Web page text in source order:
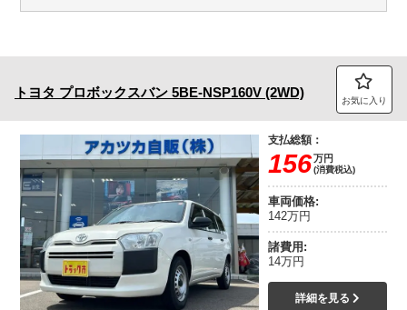
トヨタ プロボックスバン 5BE-NSP160V (2WD) お気に入り
支払総額：
156万円
(消費税込)
車両価格:
142万円
諸費用:
14万円
詳細を見る